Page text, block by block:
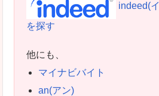
indeed(
を探す
他にも、
マイナビバイト
an(アン)